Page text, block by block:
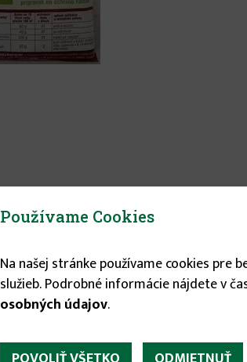
Používame Cookies
Na našej stránke používame cookies pre
služieb. Podrobné informácie nájdete v
osobných údajov.